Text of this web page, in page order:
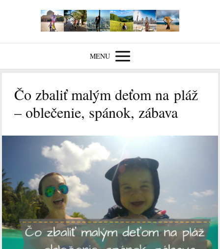
MENU
Čo zbaliť malým deťom na pláž
– oblečenie, spánok, zábava